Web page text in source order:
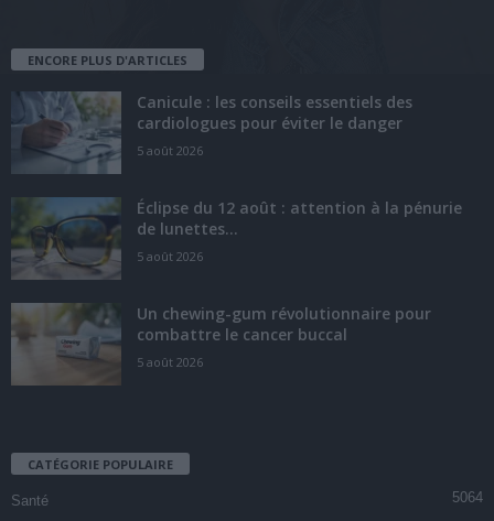
ENCORE PLUS D'ARTICLES
Canicule : les conseils essentiels des
cardiologues pour éviter le danger
5 août 2026
Éclipse du 12 août : attention à la pénurie
de lunettes...
5 août 2026
Un chewing-gum révolutionnaire pour
combattre le cancer buccal
5 août 2026
CATÉGORIE POPULAIRE
Santé 5064